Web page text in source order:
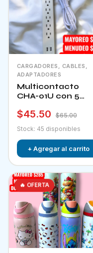
CARGADORES, CABLES,
ADAPTADORES
Multicontacto
CHA-01U con 5
puertos usb e
$45.50
$65.00
Stock: 45 disponibles
+ Agregar al carrito
🔥 OFERTA